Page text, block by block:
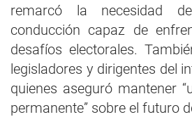
remarcó la necesidad
conducción capaz de
desafíos electorales.
legisladores y dirigentes del
quienes aseguró mantener
permanente” sobre el futuro